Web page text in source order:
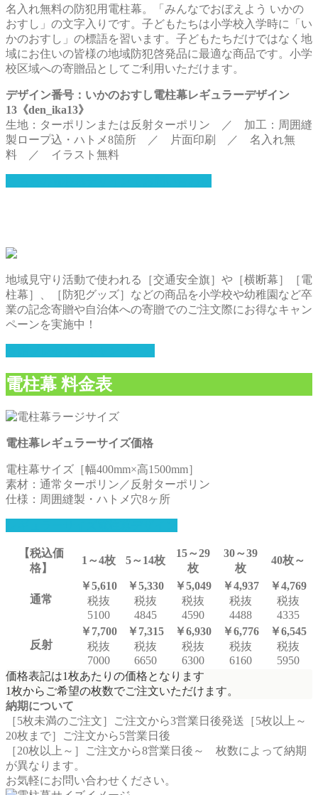
名入れ無料の防犯用電柱幕。「みんなでおぼえよう いかの
おすし」の文字入りです。子どもたちは小学校入学時に「い
かのおすし」の標語を習います。子どもたちだけではなく地
域にお住いの皆様の地域防犯啓発品に最適な商品です。小学
校区域への寄贈品としてご利用いただけます。
デザイン番号：いかのおすし電柱幕レギュラーデザイン
13《den_ika13》
生地：ターポリンまたは反射ターポリン ／ 加工：周囲縫
製ロープ込・ハトメ8箇所 ／ 片面印刷 ／ 名入れ無
料 ／ イラスト無料
地域見守り活動で使われる［交通安全旗］や［横断幕］［電
柱幕］、［防犯グッズ］などの商品を小学校や幼稚園など卒
業の記念寄贈や自治体への寄贈でのご注文際にお得なキャン
ペーンを実施中！
電柱幕 料金表
電柱幕レギュラーサイズ価格
電柱幕サイズ［幅400mm×高1500mm］
素材：通常ターポリン／反射ターポリン
仕様：周囲縫製・ハトメ穴8ヶ所
【税込価
格】
1～4枚 5～14枚
15～29
枚
30～39
枚
40枚～
通常
￥5,610
税抜
5100
￥5,330
税抜
4845
￥5,049
税抜
4590
￥4,937
税抜
4488
￥4,769
税抜
4335
反射
￥7,700
税抜
7000
￥7,315
税抜
6650
￥6,930
税抜
6300
￥6,776
税抜
6160
￥6,545
税抜
5950
価格表記は1枚あたりの価格となります
1枚からご希望の枚数でご注文いただけます。
納期について
［5枚未満のご注文］ご注文から3営業日後発送［5枚以上～
20枚まで］ご注文から5営業日後
［20枚以上～］ご注文から8営業日後～ 枚数によって納期
が異なります。
お気軽にお問い合わせください。